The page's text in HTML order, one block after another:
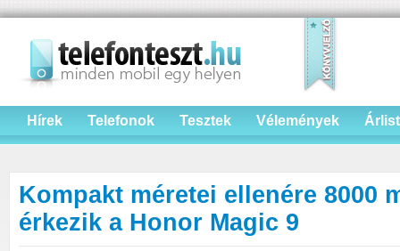
Hírek Telefonok Tesztek Vélemények
Kompakt méretei ellenére 8000
érkezik a Honor Magic 9